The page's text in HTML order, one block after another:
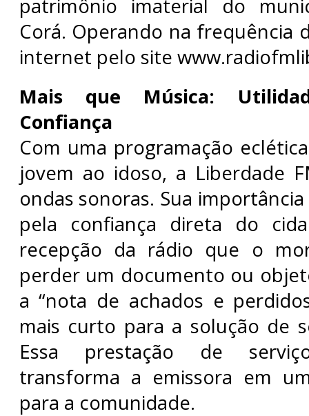
patrimônio imaterial do
Corá. Operando na frequência
internet pelo site
Mais que Música:
Confiança
Com uma programação
jovem ao idoso, a Liberdade
ondas sonoras. Sua
pela confiança direta do
recepção da rádio que o
perder um documento ou
a “nota de achados e
mais curto para a solução de
Essa prestação de
transforma a emissora em
para a comunidade.